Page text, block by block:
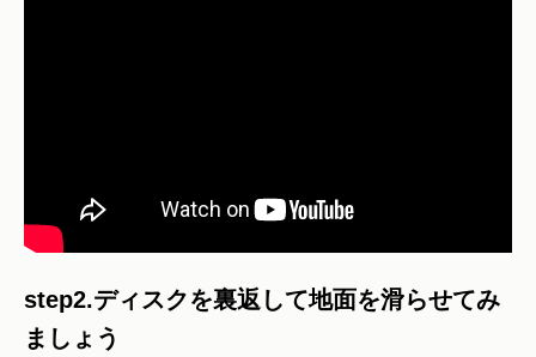
step2.ディスクを裏返して地面を滑らせてみ
ましょう